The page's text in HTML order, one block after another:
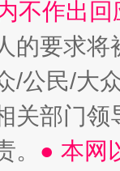
不作出
的要求将
/公民/大
关部门
● 本网